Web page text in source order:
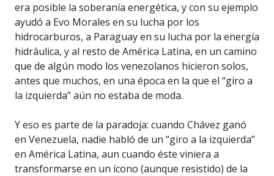
era posible la soberanía energética, y con su ejemplo
ayudó a Evo Morales en su lucha por los
hidrocarburos, a Paraguay en su lucha por la energía
hidráulica, y al resto de América Latina, en un camino
que de algún modo los venezolanos hicieron solos,
antes que muchos, en una época en la que el “giro a
la izquierda” aún no estaba de moda.
Y eso es parte de la paradoja: cuando Chávez ganó
en Venezuela, nadie habló de un “giro a la izquierda”
en América Latina, aun cuando éste viniera a
transformarse en un ícono (aunque resistido) de la